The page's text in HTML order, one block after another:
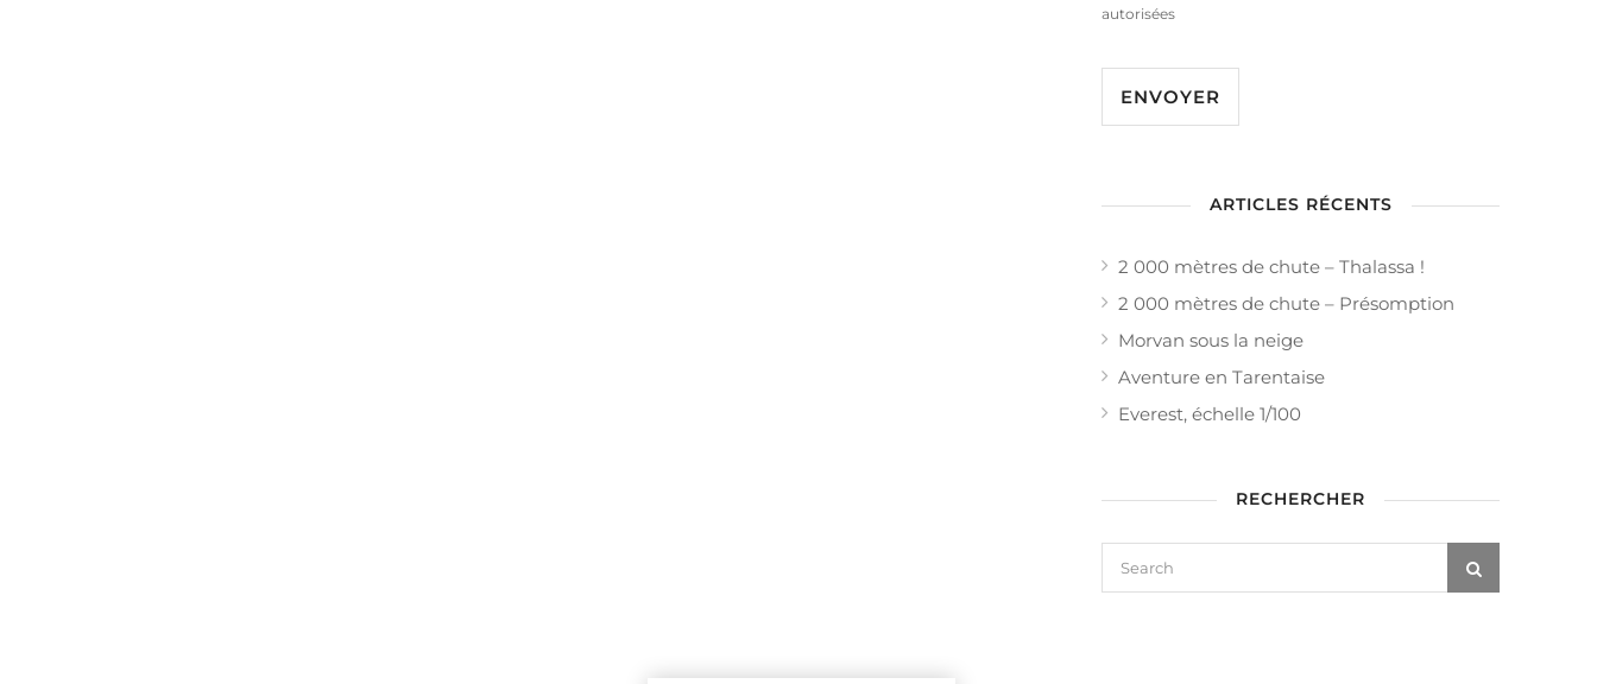
autorisées
ARTICLES RÉCENTS
2 000 mètres de chute – Thalassa !
2 000 mètres de chute – Présomption
Morvan sous la neige
Aventure en Tarentaise
Everest, échelle 1/100
RECHERCHER